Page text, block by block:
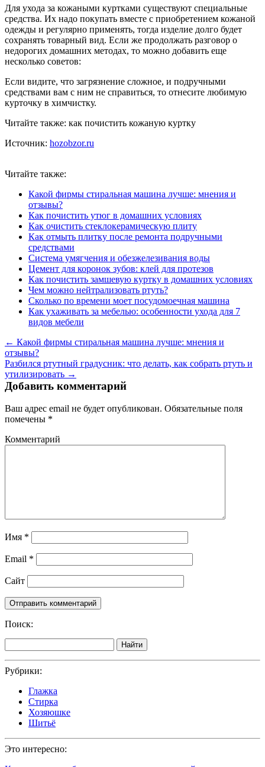
Для ухода за кожаными куртками существуют специальные
средства. Их надо покупать вместе с приобретением кожаной
одежды и регулярно применять, тогда изделие долго будет
сохранять товарный вид. Если же продолжать разговор о
недорогих домашних методах, то можно добавить еще
несколько советов:
Если видите, что загрязнение сложное, и подручными
средствами вам с ним не справиться, то отнесите любимую
курточку в химчистку.
Читайте также: как почистить кожаную куртку
Источник: hozobzor.ru
Читайте также:
Какой фирмы стиральная машина лучше: мнения и
отзывы?
Как почистить утюг в домашних условиях
Как очистить стеклокерамическую плиту
Как отмыть плитку после ремонта подручными
средствами
Система умягчения и обезжелезивания воды
Цемент для коронок зубов: клей для протезов
Как почистить замшевую куртку в домашних условиях
Чем можно нейтрализовать ртуть?
Сколько по времени моет посудомоечная машина
Как ухаживать за мебелью: особенности ухода для 7
видов мебели
← Какой фирмы стиральная машина лучше: мнения и
отзывы?
Разбился ртутный градусник: что делать, как собрать ртуть и
утилизировать →
Добавить комментарий
Ваш адрес email не будет опубликован. Обязательные поля
помечены *
Комментарий
Имя *
Email *
Сайт
Поиск:
Найти
Рубрики:
Глажка
Стирка
Хозяюшке
Шитьё
Это интересно: